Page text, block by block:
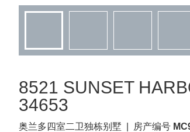
8521 SUNSET
34653
奥兰多 四室二卫独栋别墅 房产编号